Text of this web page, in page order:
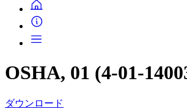
OSHA, 01 (4-01-
ダウンロード